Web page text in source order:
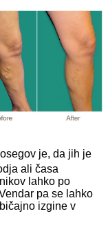
je, da jih je
ali časa
lahko po
pa se lahko
izgine v